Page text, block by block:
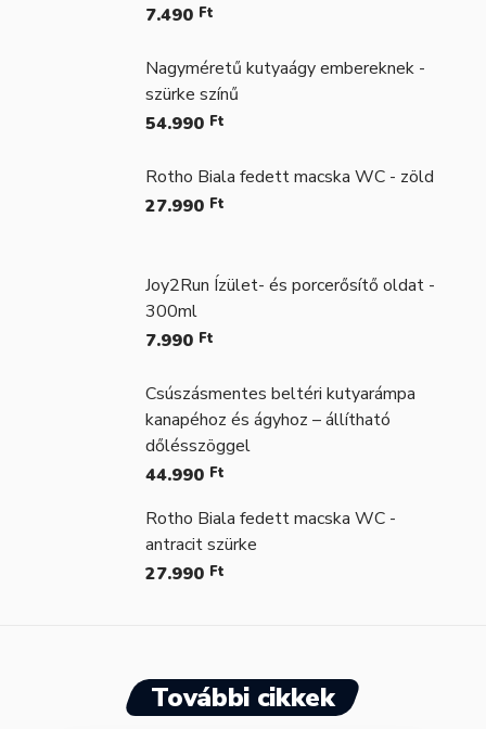
7.490 Ft
Nagyméretű kutyaágy embereknek -
szürke színű
54.990 Ft
Rotho Biala fedett macska WC - zöld
27.990 Ft
Joy2Run Ízület- és porcerősítő oldat -
300ml
7.990 Ft
Csúszásmentes beltéri kutyarámpa
kanapéhoz és ágyhoz – állítható
dőlésszöggel
44.990 Ft
Rotho Biala fedett macska WC -
antracit szürke
27.990 Ft
További cikkek